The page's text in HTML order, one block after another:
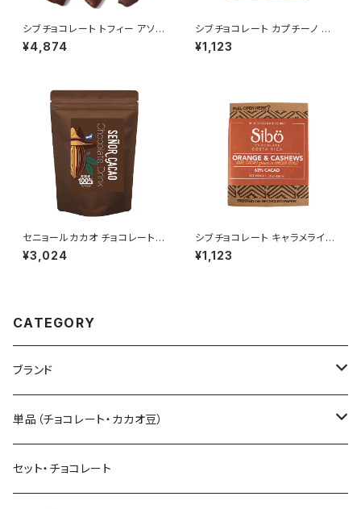
シブチョコレート トフィー アソー
ト Sibu Chocolate
¥4,874
シブチョコレート カプチーノ チ
ョコレートバー 25g SibuChoc
olate
¥1,123
セニョールカカオ チョコレートド
リンク ホンジュラス産カカオ10
0% 300g 粉末 非アルカリ処理
¥3,024
シブチョコレート キャラメライズ
ドカシューオレンジ チョコレート
バー カカオ63% 25g SibuCh
¥1,123
CATEGORY
ブランド
Sibu CHOCOLATE シブ チョコレート
Senor Cacao セニョールカカオ
単品（チョコレート・カカオ豆）
板チョコレート
セット・チョコレート